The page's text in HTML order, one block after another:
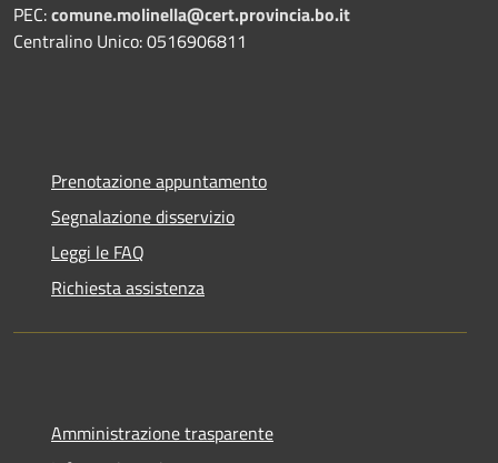
PEC:comune.molinella@cert.provincia.bo.it
Centralino Unico: 0516906811
Prenotazione appuntamento
Segnalazione disservizio
Leggi le FAQ
Richiesta assistenza
Amministrazione trasparente